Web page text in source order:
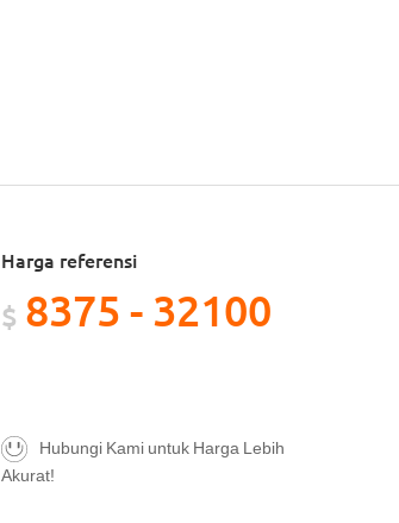
Harga referensi
$ 8375 - 32100
Hubungi Kami untuk Harga Lebih
Akurat!